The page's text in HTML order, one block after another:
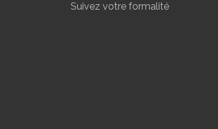
Suivez votre formalité